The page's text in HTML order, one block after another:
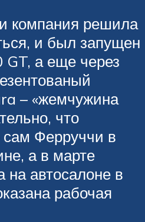
компания решила
и был запущен
а еще через
– «жемчужина
что
сам Ферруччи в
а в марте
на автосалоне в
рабочая